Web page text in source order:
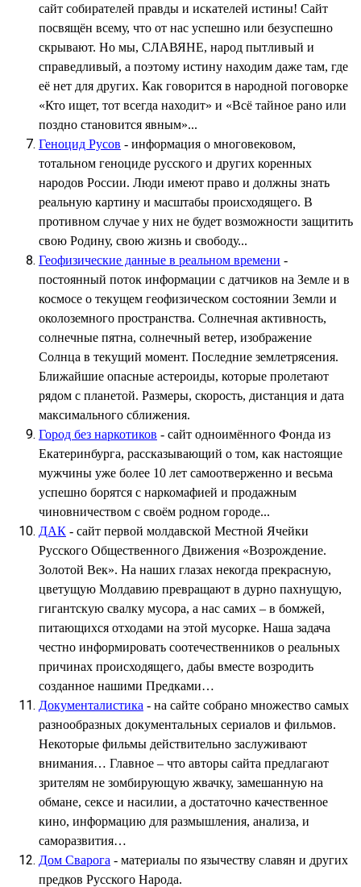
сайт собирателей правды и искателей истины! Сайт
посвящён всему, что от нас успешно или безуспешно
скрывают. Но мы, СЛАВЯНЕ, народ пытливый и
справедливый, а поэтому истину находим даже там, где
её нет для других. Как говорится в народной поговорке
«Кто ищет, тот всегда находит» и «Всё тайное рано или
поздно становится явным»...
Геноцид Русов - информация о многовековом,
тотальном геноциде русского и других коренных
народов России. Люди имеют право и должны знать
реальную картину и масштабы происходящего. В
противном случае у них не будет возможности защитить
свою Родину, свою жизнь и свободу...
Геофизические данные в реальном времени -
постоянный поток информации с датчиков на Земле и в
космосе о текущем геофизическом состоянии Земли и
околоземного пространства. Солнечная активность,
солнечные пятна, солнечный ветер, изображение
Солнца в текущий момент. Последние землетрясения.
Ближайшие опасные астероиды, которые пролетают
рядом с планетой. Размеры, скорость, дистанция и дата
максимального сближения.
Город без наркотиков - сайт одноимённого Фонда из
Екатеринбурга, рассказывающий о том, как настоящие
мужчины уже более 10 лет самоотверженно и весьма
успешно борятся с наркомафией и продажным
чиновничеством с своём родном городе...
ДАК - cайт первой молдавской Местной Ячейки
Русского Общественного Движения «Возрождение.
Золотой Век». На наших глазах некогда прекрасную,
цветущую Молдавию превращают в дурно пахнущую,
гигантскую свалку мусора, а нас самих – в бомжей,
питающихся отходами на этой мусорке. Наша задача
честно информировать соотечественников о реальных
причинах происходящего, дабы вместе возродить
созданное нашими Предками…
Документалистика - на сайте собрано множество самых
разнообразных документальных сериалов и фильмов.
Некоторые фильмы действительно заслуживают
внимания… Главное – что авторы сайта предлагают
зрителям не зомбирующую жвачку, замешанную на
обмане, сексе и насилии, а достаточно качественное
кино, информацию для размышления, анализа, и
саморазвития…
Дом Сварога - материалы по язычеству славян и других
предков Русского Народа.